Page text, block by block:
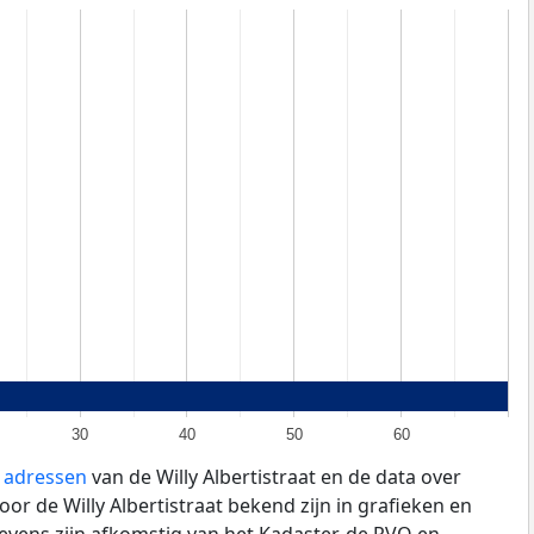
30 40 50 60
van de Willy Albertistraat en de data over
de Willy Albertistraat bekend zijn in grafieken en